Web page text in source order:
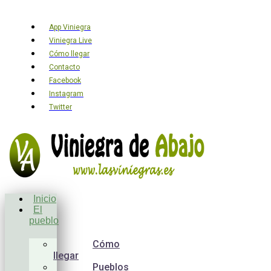
App Viniegra
Viniegra Live
Cómo llegar
Contacto
Facebook
Instagram
Twitter
Inicio
El
pueblo
Cómo
llegar
Pueblos